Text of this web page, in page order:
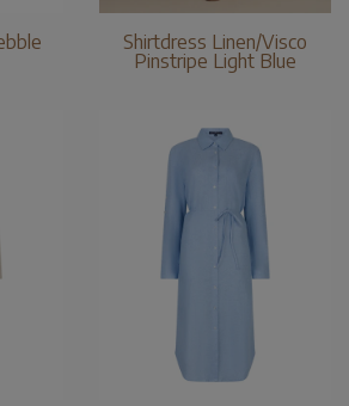
Shirtdress Linen/Visco
Pinstripe Light Blue